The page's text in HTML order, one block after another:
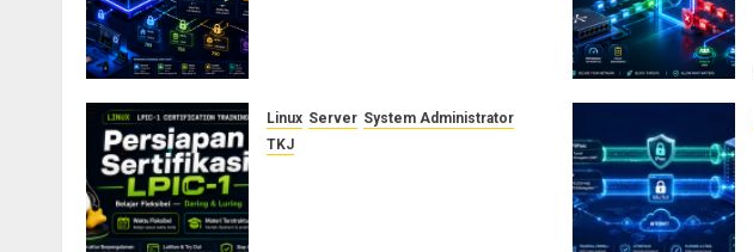
Linux Server System Administrator
TKJ